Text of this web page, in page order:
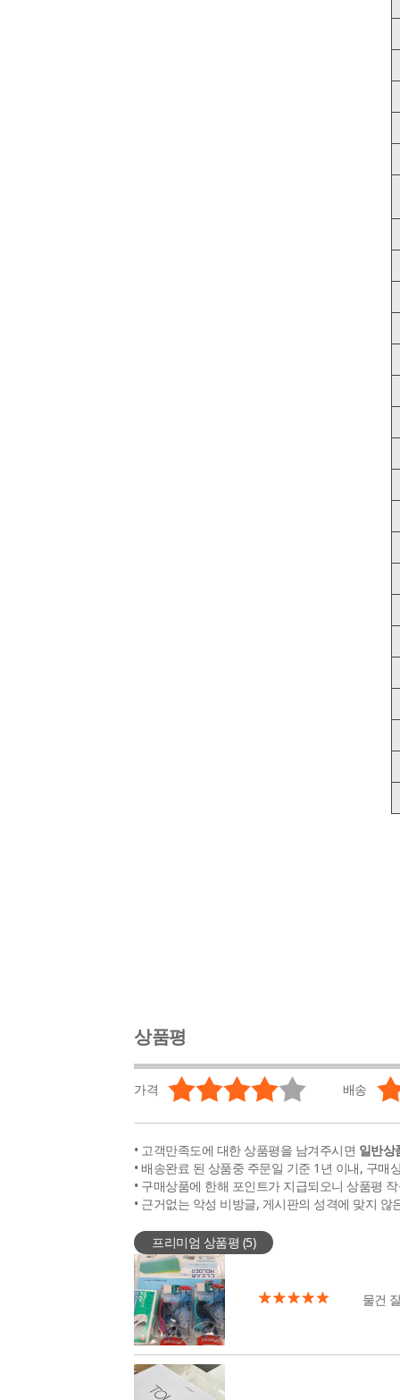
상품평
가격 배송
• 고객만족도에 대한 상품평을 남겨주시면 일반상
• 배송완료 된 상품중 주문일 기준 1년 이내, 구매
• 구매상품에 한해 포인트가 지급되오니 상품평
• 근거없는 악성 비방글, 게시판의 성격에 맞지
프리미엄 상품평 (5)
물건